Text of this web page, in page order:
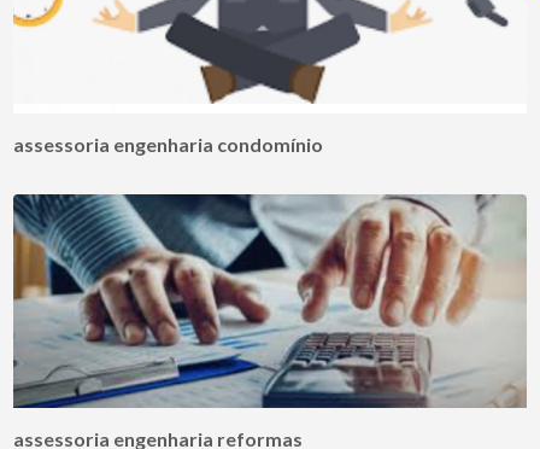
assessoria engenharia condomínio
assessoria engenharia reformas